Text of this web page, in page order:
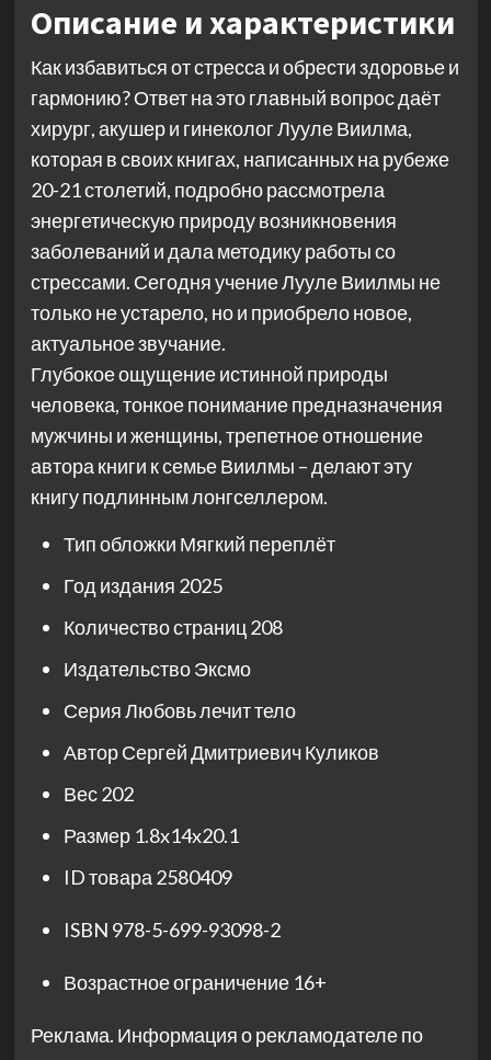
Описание и характеристики
Как избавиться от стресса и обрести здоровье и
гармонию? Ответ на это главный вопрос даёт
хирург, акушер и гинеколог Лууле Виилма,
которая в своих книгах, написанных на рубеже
20-21 столетий, подробно рассмотрела
энергетическую природу возникновения
заболеваний и дала методику работы со
стрессами. Сегодня учение Лууле Виилмы не
только не устарело, но и приобрело новое,
актуальное звучание.
Глубокое ощущение истинной природы
человека, тонкое понимание предназначения
мужчины и женщины, трепетное отношение
автора книги к семье Виилмы – делают эту
книгу подлинным лонгселлером.
Тип обложки Мягкий переплёт
Год издания 2025
Количество страниц208
ИздательствоЭксмо
СерияЛюбовь лечит тело
АвторСергей Дмитриевич Куликов
Вес202
Размер 1.8x14x20.1
ID товара 2580409
ISBN 978-5-699-93098-2
Возрастное ограничение 16+
Реклама. Информация о рекламодателе по